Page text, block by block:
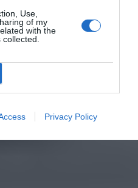
Use,
of my
with the
Privacy Policy